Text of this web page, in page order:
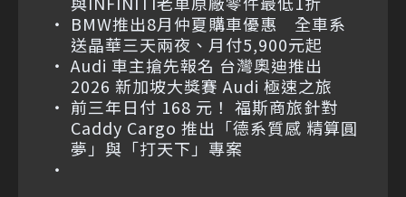
BMW推出8月仲夏購車優惠 全車系
送晶華三天兩夜、月付5,900元起
Audi 車主搶先報名 台灣奧迪推出
2026 新加坡大獎賽 Audi 極速之旅
前三年日付 168 元！ 福斯商旅針對
Caddy Cargo 推出「德系質感 精算圓
夢」與「打天下」專案